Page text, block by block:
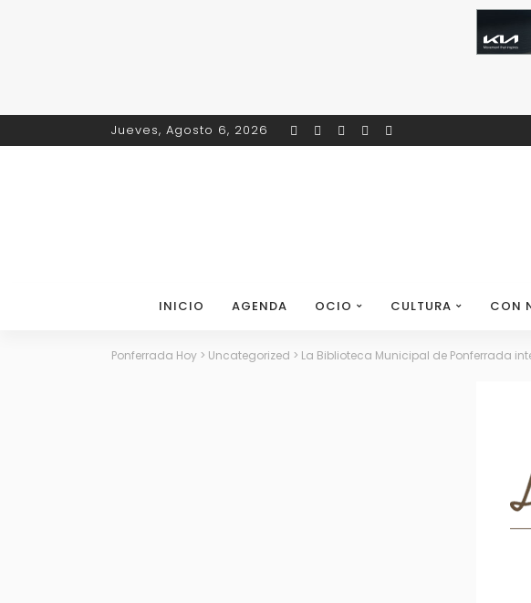
Jueves, Agosto 6, 2026
INICIO AGENDA OCIO CULTURA CON
Ponferrada Hoy > Uncategorized > La Biblioteca Municipal de Ponferrada